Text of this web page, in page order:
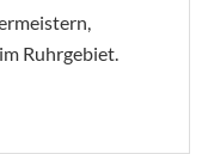
Ruhrgebiet.